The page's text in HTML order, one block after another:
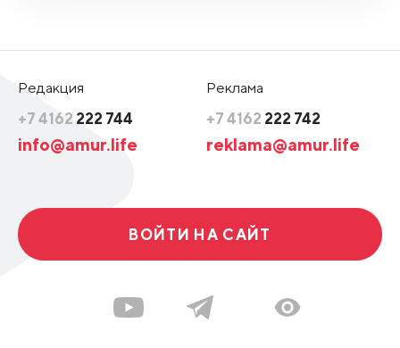
Редакция
+7 4162 222 744
info@amur.life
Реклама
+7 4162 222 742
reklama@amur.life
ВОЙТИ НА САЙТ